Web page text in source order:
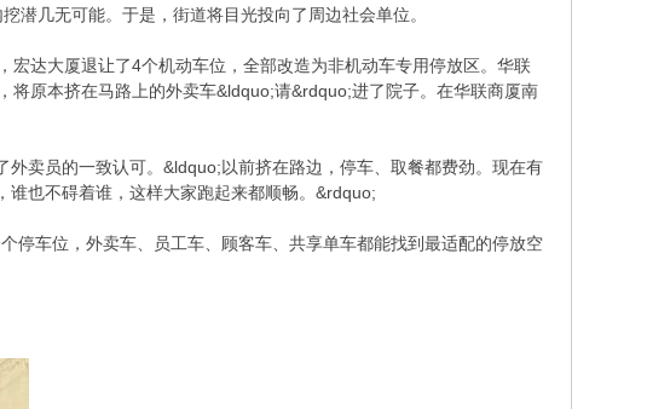
潜几无可能。于是，街道将目光投向了周边社会单位。
达大厦退让了4个机动车位，全部改造为非机动车专用停放区。华联
原本挤在马路上的外卖车&ldquo;请&rdquo;进了院子。在华联商厦南
卖员的一致认可。&ldquo;以前挤在路边，停车、取餐都费劲。现在有
也不碍着谁，这样大家跑起来都顺畅。&rdquo;
停车位，外卖车、员工车、顾客车、共享单车都能找到最适配的停放空